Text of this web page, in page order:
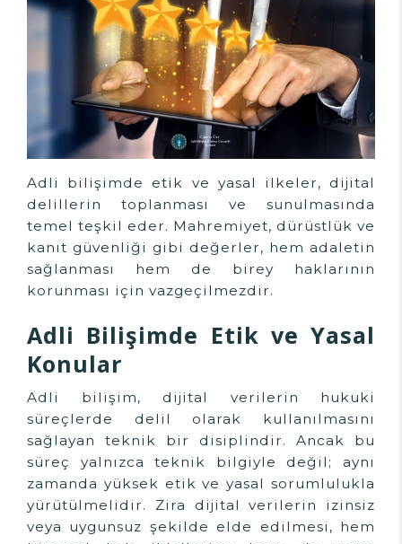
Adli bilişimde etik ve yasal ilkeler, dijital
delillerin toplanması ve sunulmasında
temel teşkil eder. Mahremiyet, dürüstlük ve
kanıt güvenliği gibi değerler, hem adaletin
sağlanması hem de birey haklarının
korunması için vazgeçilmezdir.
Adli Bilişimde Etik ve Yasal
Konular
Adli bilişim, dijital verilerin hukuki
süreçlerde delil olarak kullanılmasını
sağlayan teknik bir disiplindir. Ancak bu
süreç yalnızca teknik bilgiyle değil; aynı
zamanda yüksek etik ve yasal sorumlulukla
yürütülmelidir. Zira dijital verilerin izinsiz
veya uygunsuz şekilde elde edilmesi, hem